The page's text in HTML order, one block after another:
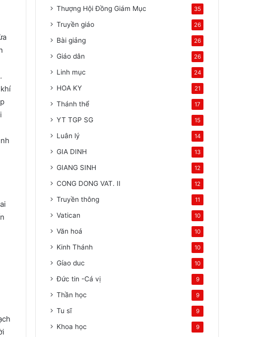
Thượng Hội Đồng Giám Mục 35
Truyền giáo 26
Bài giảng 26
Giáo dân 26
Linh mục 24
HOA KY 21
Thánh thể 17
YT TGP SG 15
Luân lý 14
GIA DINH 13
GIANG SINH 12
CONG DONG VAT. II 12
Truyền thông 11
Vatican 10
Văn hoá 10
Kinh Thánh 10
Gíao duc 10
Đức tin -Cá vị 9
Thần học 9
Tu sĩ 9
Khoa học 9